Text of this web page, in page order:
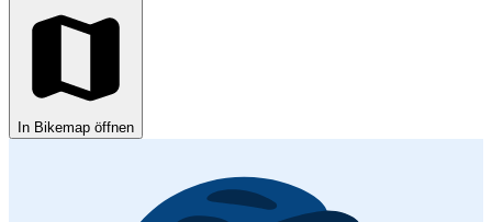
In Bikemap öffnen